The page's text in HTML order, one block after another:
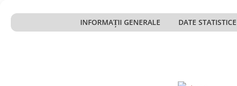
content
INFORMAȚII GENERALE DATE STATISTICE